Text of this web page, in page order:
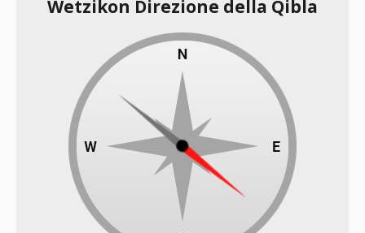
Wetzikon Direzione della Qibla